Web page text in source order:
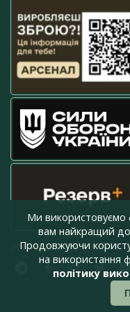
press@armyinform.com.ua
Ми використовуємо
вам найкращий
Продовжуючи
на використання
політику